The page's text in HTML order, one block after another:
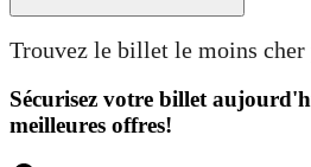
Trouvez le billet le moins cher
Sécurisez votre billet
meilleures offres!